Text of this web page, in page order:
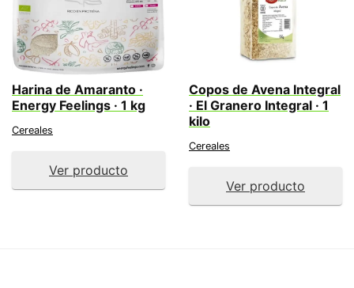
Harina de Amaranto ·
Energy Feelings · 1 kg
Cereales
Ver producto
Copos de Avena Integral
· El Granero Integral · 1
kilo
Cereales
Ver producto